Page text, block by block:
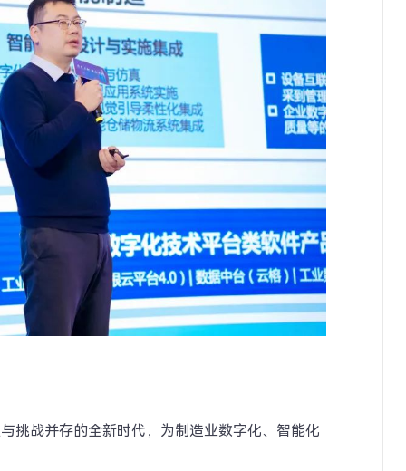
挑战并存的全新时代，为制造业数字化、智能化